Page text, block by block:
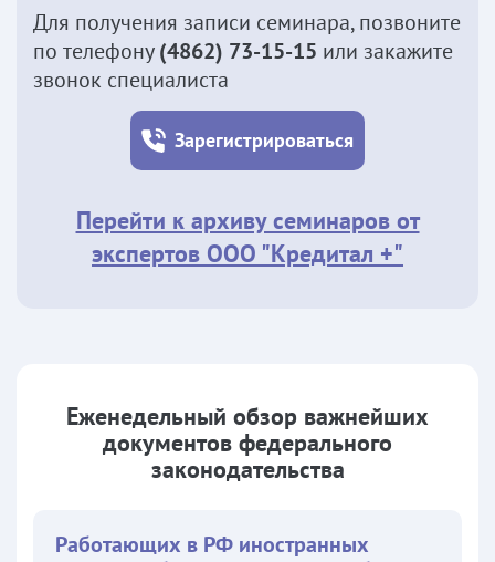
Для получения записи семинара, позвоните
по телефону(4862) 73-15-15 или закажите
звонок специалиста
Зарегистрироваться
Перейти к архиву семинаров от
экспертов ООО "Кредитал +"
Еженедельный обзор важнейших
документов федерального
законодательства
Работающих в РФ иностранных